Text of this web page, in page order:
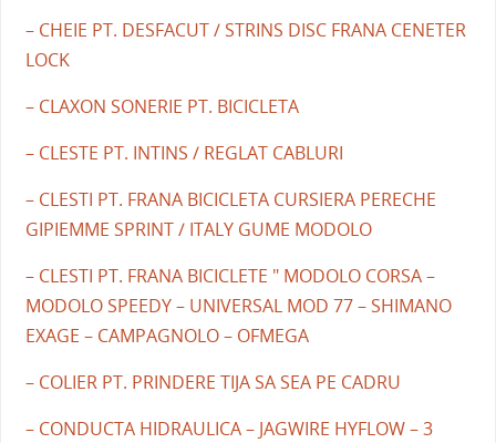
– CHEIE PT. DESFACUT / STRINS DISC FRANA CENETER
LOCK
– CLAXON SONERIE PT. BICICLETA
– CLESTE PT. INTINS / REGLAT CABLURI
– CLESTI PT. FRANA BICICLETA CURSIERA PERECHE
GIPIEMME SPRINT / ITALY GUME MODOLO
– CLESTI PT. FRANA BICICLETE " MODOLO CORSA –
MODOLO SPEEDY – UNIVERSAL MOD 77 – SHIMANO
EXAGE – CAMPAGNOLO – OFMEGA
– COLIER PT. PRINDERE TIJA SA SEA PE CADRU
– CONDUCTA HIDRAULICA – JAGWIRE HYFLOW – 3